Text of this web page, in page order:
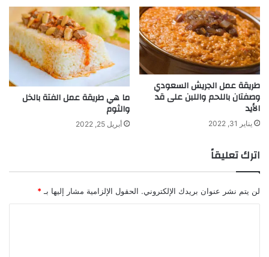
طريقة عمل الجريش السعودي
وصفتان باللحم واللبن على قد
الأيد
يناير 31, 2022
ما هي طريقة عمل الفتة بالخل
والثوم
أبريل 25, 2022
اترك تعليقاً
لن يتم نشر عنوان بريدك الإلكتروني. الحقول الإلزامية مشار إليها بـ *